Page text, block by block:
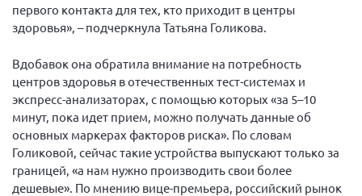
Всероссийская конференция-тренинг
"Рассеянный склероз: новые реалии" (26-
29.05.2022)
Общероссийская РС
Алтайский край
Архангельская область
первого контакта для тех, кто приходит в центры
здоровья», – подчеркнула Татьяна Голикова.
Вдобавок она обратила внимание на потребность
центров здоровья в отечественных тест-системах и
экспресс-анализаторах, с помощью которых «за 5–10
минут, пока идет прием, можно получать данные об
основных маркерах факторов риска». По словам
Голиковой, сейчас такие устройства выпускают только за
границей, «а нам нужно производить свои более
дешевые». По мнению вице-премьера, российский рынок